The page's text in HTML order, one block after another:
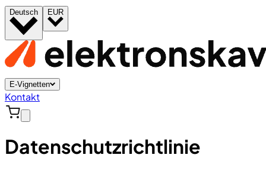
Deutsch EUR
E-Vignetten
Kontakt
Datenschutzrichtlinie